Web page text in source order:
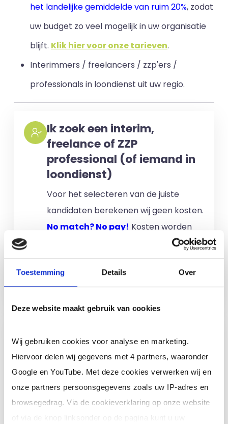
Toestemming Details Over
Deze website maakt gebruik van cookies
Wij gebruiken cookies voor analyse en marketing.
Hiervoor delen wij gegevens met 4 partners, waaronder
Google en YouTube. Met deze cookies verwerken wij en
onze partners persoonsgegevens zoals uw IP-adres en
browsegedrag. Via de cookieverklaring op onze website
het landelijke gemiddelde van ruim 20%, zodat
uw budget zo veel mogelijk in uw organisatie
blijft. Klik hier voor onze tarieven.
Interimmers / freelancers / zzp'ers /
professionals in loondienst uit uw regio.
Ik zoek een interim,
freelance of ZZP
professional (of iemand in
loondienst)
Voor het selecteren van de juiste
kandidaten berekenen wij geen kosten.
No match? No pay! Kosten worden
alleen gemaakt als een professional
voor u aan de slag gaat.
Meer informatie
freelance of ZZP
professional (of ik wil in
loondienst)